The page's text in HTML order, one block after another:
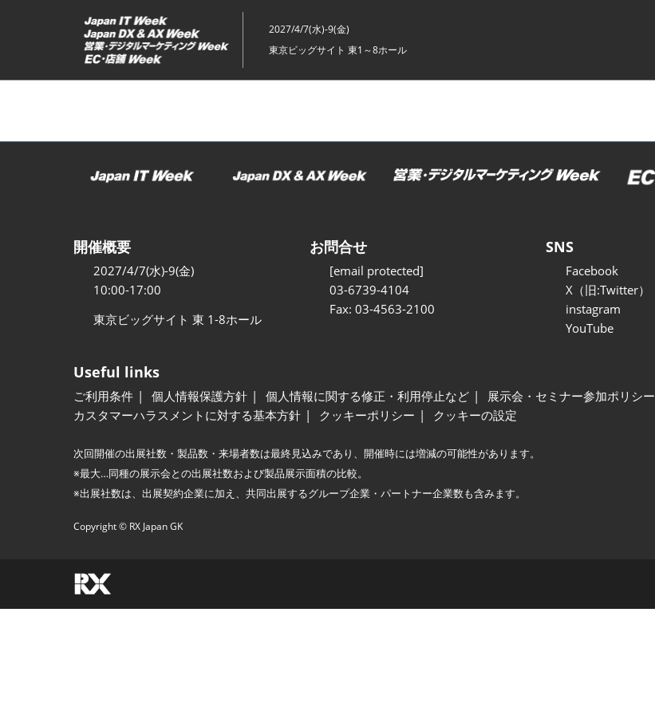
ッ
2027/4/7(水)-9(金)
東京ビッグサイト 東1～8ホール
開催概要
2027/4/7(水)-9(金)
10:00-17:00
東京ビッグサイト 東 1-8ホール
お問合せ
[email protected]
03-6739-4104
Fax: 03-4563-2100
SNS
Facebook
X（旧:Twitter）
instagram
YouTube
Useful links
ご利用条件 個人情報保護方針 個人情報に関する修正・利用停止など 展示会・セミナー参加ポリシー
カスタマーハラスメントに対する基本方針
クッキーポリシー クッキーの設定
次回開催の出展社数・製品数・来場者数は最終見込みであり、開催時には増減の可能性があります。
※最大…同種の展示会との出展社数および製品展示面積の比較。
※出展社数は、出展契約企業に加え、共同出展するグループ企業・パートナー企業数も含みます。
Copyright © RX Japan GK